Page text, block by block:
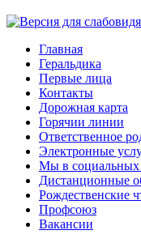
Главная
Геральдика
Первые лица
Контакты
Дорожная карта
Горячии линии
Ответственное
Электронные
Мы в социальных
Дистанционные
Рождественские
Профсоюз
Вакансии